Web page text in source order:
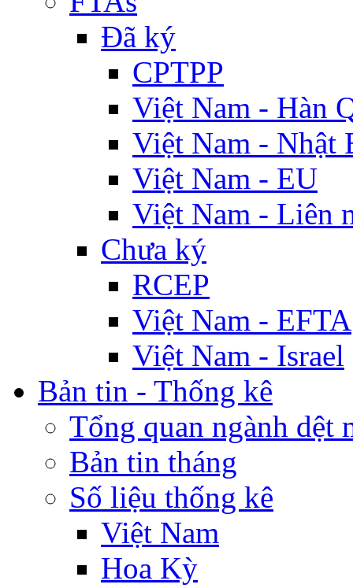
Đã ký
CPTPP
Việt Nam - Hàn
Việt Nam - Nhật
Việt Nam - EU
Việt Nam - Liên
Chưa ký
RCEP
Việt Nam - EFTA
Việt Nam - Israel
Bản tin - Thống kê
Tổng quan ngành dệt
Bản tin tháng
Số liệu thống kê
Việt Nam
Hoa Kỳ